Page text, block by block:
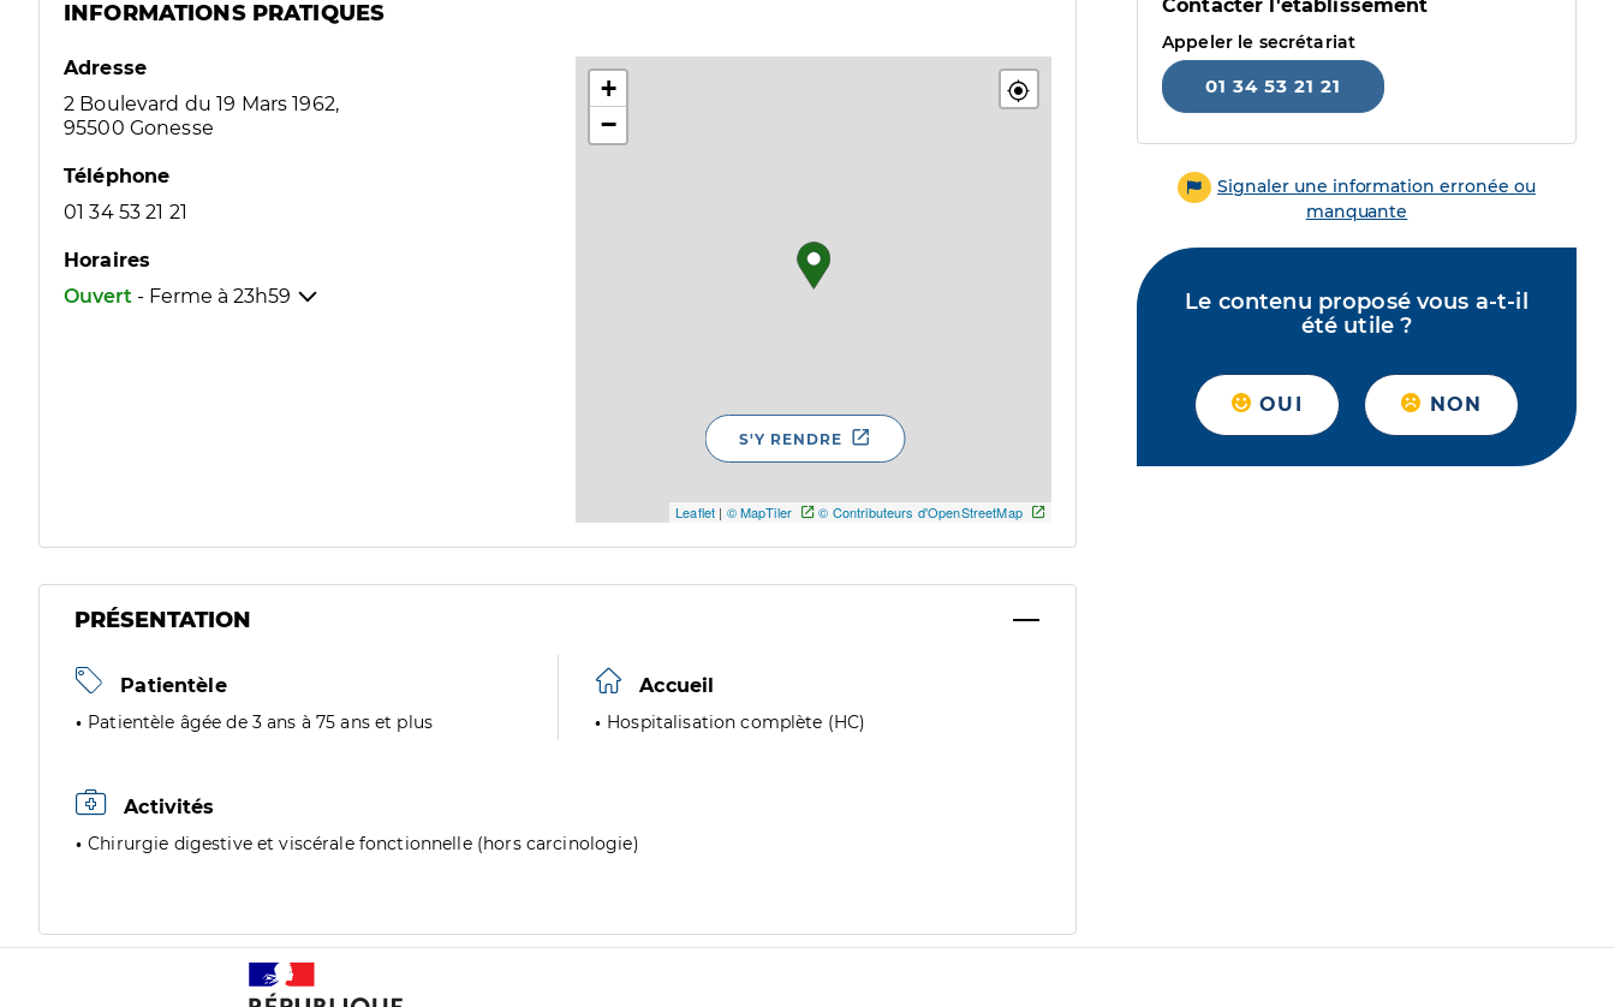
INFORMATIONS PRATIQUES
Adresse
2 Boulevard du 19 Mars 1962,
95500 Gonesse
Téléphone
01 34 53 21 21
Horaires
Ouvert - Ferme à 23h59
+
−
Leaflet | © MapTiler © Contributeurs d'OpenStreetMap
S'Y RENDRE
PRÉSENTATION
Patientèle
Patientèle âgée de 3 ans à 75 ans et plus
Accueil
Hospitalisation complète (HC)
Activités
Chirurgie digestive et viscérale fonctionnelle (hors carcinologie)
Contacter l'établissement
Appeler le secrétariat
01 34 53 21 21
Signaler une information erronée ou
manquante
Le contenu proposé vous a-t-il
été utile ?
OUI NON